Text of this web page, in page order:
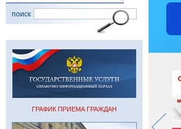
поиск
ГРАФИК ПРИЕМА ГРАЖДАН